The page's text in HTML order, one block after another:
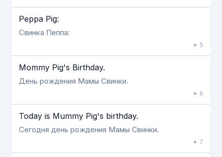
Peppa Pig:
Свинка Пеппа:
5
Mommy Pig's Birthday.
День рождения Мамы Свинки.
6
Today is Mummy Pig's birthday.
Сегодня день рождения Мамы Свинки.
7